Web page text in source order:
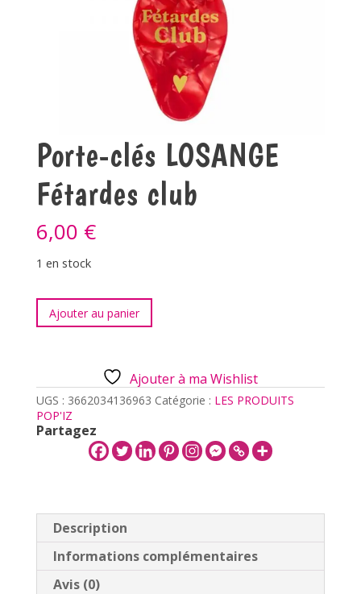
Porte-clés LOSANGE
Fétardes club
6,00 €
1 en stock
quantité
de
club
Ajouter au panier
Ajouter à ma Wishlist
UGS : 3662034136963 Catégorie : LES PRODUITS
POP'IZ
Partagez
Description
Informations complémentaires
Avis (0)